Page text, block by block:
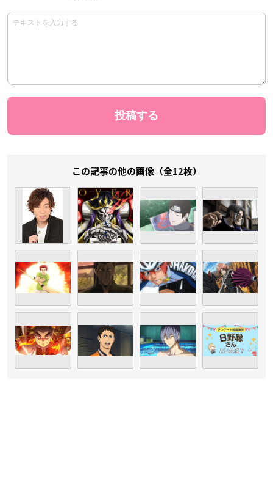
この記事の他の画像（全12枚）